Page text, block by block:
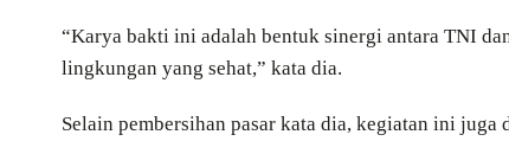
“Karya bakti ini adalah bentuk sinergi antara TNI
lingkungan yang sehat,” kata dia.
Selain pembersihan pasar kata dia, kegiatan ini